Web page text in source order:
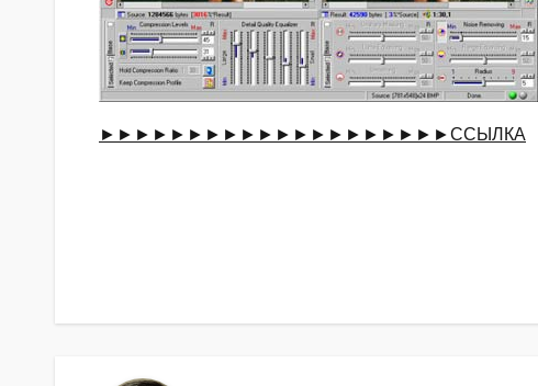
►►►►►►►►►►►►►►►►►►►►ССЫЛКА